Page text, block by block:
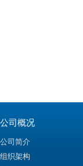
公司概况
公司简介
组织架构